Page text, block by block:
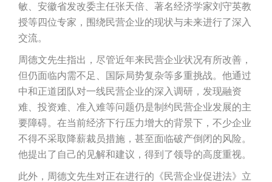
敏、安徽省发改委主任张天倍、著名经济学家刘守英教
授等四位专家，围绕民营企业的现状与未来进行了深入
交流。
周德文先生指出，尽管近年来民营企业状况有所改善，
但仍面临内需不足、国际局势复杂等多重挑战。他通过
中和正道团队对一线民营企业的深入调研，发现融资
难、投资难、准入难等问题仍是制约民营企业发展的主
要障碍。在当前经济下行压力增大的背景下，不少企业
不得不采取降薪裁员措施，甚至面临破产倒闭的风险。
他提出了自己的见解和建议，得到了领导的高度重视。
此外，周德文先生对正在进行的《民营企业促进法》立